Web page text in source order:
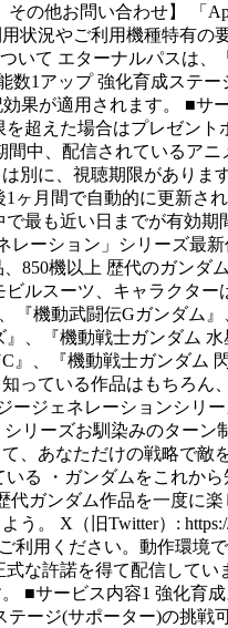
、その他お問い合わせ】
状況やご利用機種特有
いて エターナルパスは
数1アップ 強化育成ステ
果が適用されます。 ■サ
超えた場合はプレゼン
中、配信されているア
別に、視聴期限があり
ヶ月間で自動的に更新
最も近い日までが有効
レーション」シリーズ最
850機以上 歴代のガン
ルスーツ、キャラクタ
『機動武闘伝Gガンダ
、『機動戦士ガンダム
、『機動戦士ガンダム
っている作品はもちろ
ージェネレーションシリ
リーズお馴染みのター
、あなただけの戦略で
る ・ガンダムをこれか
ガンダム作品を一度に
う。 X（旧Twitter）:
利用ください。動作環
な許諾を得て配信して
■サービス内容1 強化育
ージ(サポーター)の挑